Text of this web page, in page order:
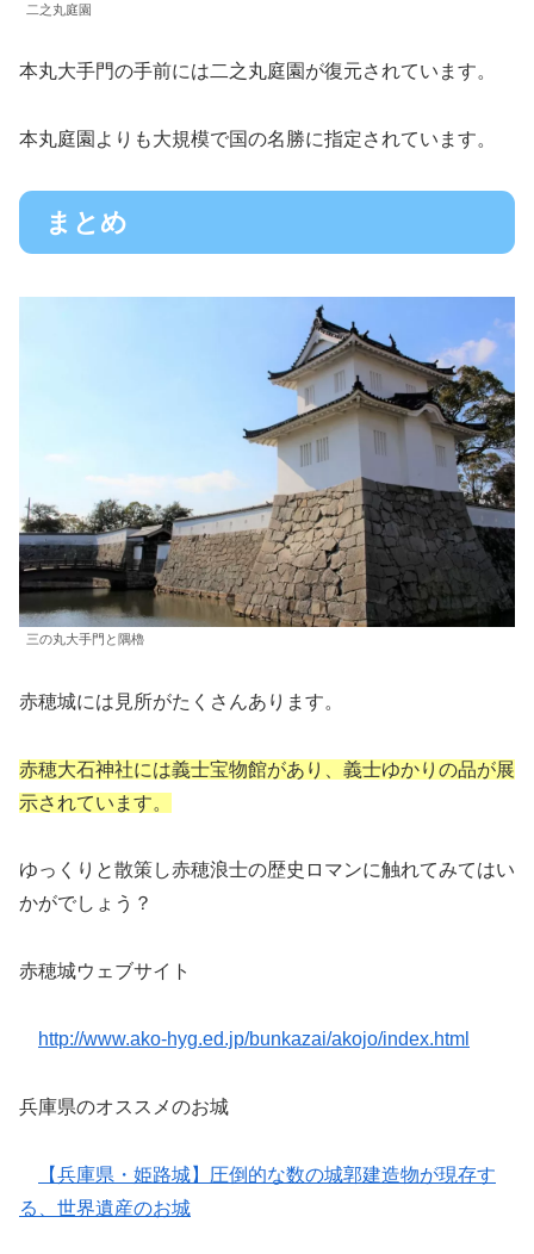
二之丸庭園
本丸大手門の手前には二之丸庭園が復元されています。
本丸庭園よりも大規模で国の名勝に指定されています。
まとめ
三の丸大手門と隅櫓
赤穂城には見所がたくさんあります。
赤穂大石神社には義士宝物館があり、義士ゆかりの品が展
示されています。
ゆっくりと散策し赤穂浪士の歴史ロマンに触れてみてはい
かがでしょう？
赤穂城ウェブサイト
http://www.ako-hyg.ed.jp/bunkazai/akojo/index.html
兵庫県のオススメのお城
【兵庫県・姫路城】圧倒的な数の城郭建造物が現存す
る、世界遺産のお城